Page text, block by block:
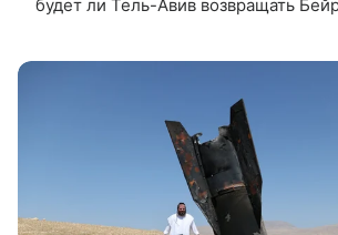
будет ли Тель-Авив возвращать